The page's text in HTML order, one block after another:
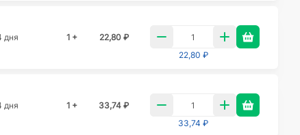
дня 1 +
22,80 ₽
22,80 ₽
дня 1 +
33,74 ₽
33,74 ₽